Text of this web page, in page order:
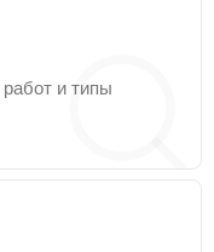
и типы